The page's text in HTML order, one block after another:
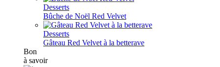
Desserts
Bûche de Noël Red Velvet
Desserts
Gâteau Red Velvet à la betterave
Bon
à savoir